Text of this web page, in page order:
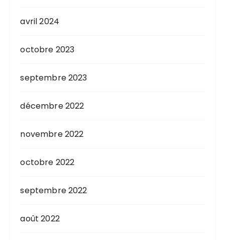
avril 2024
octobre 2023
septembre 2023
décembre 2022
novembre 2022
octobre 2022
septembre 2022
août 2022